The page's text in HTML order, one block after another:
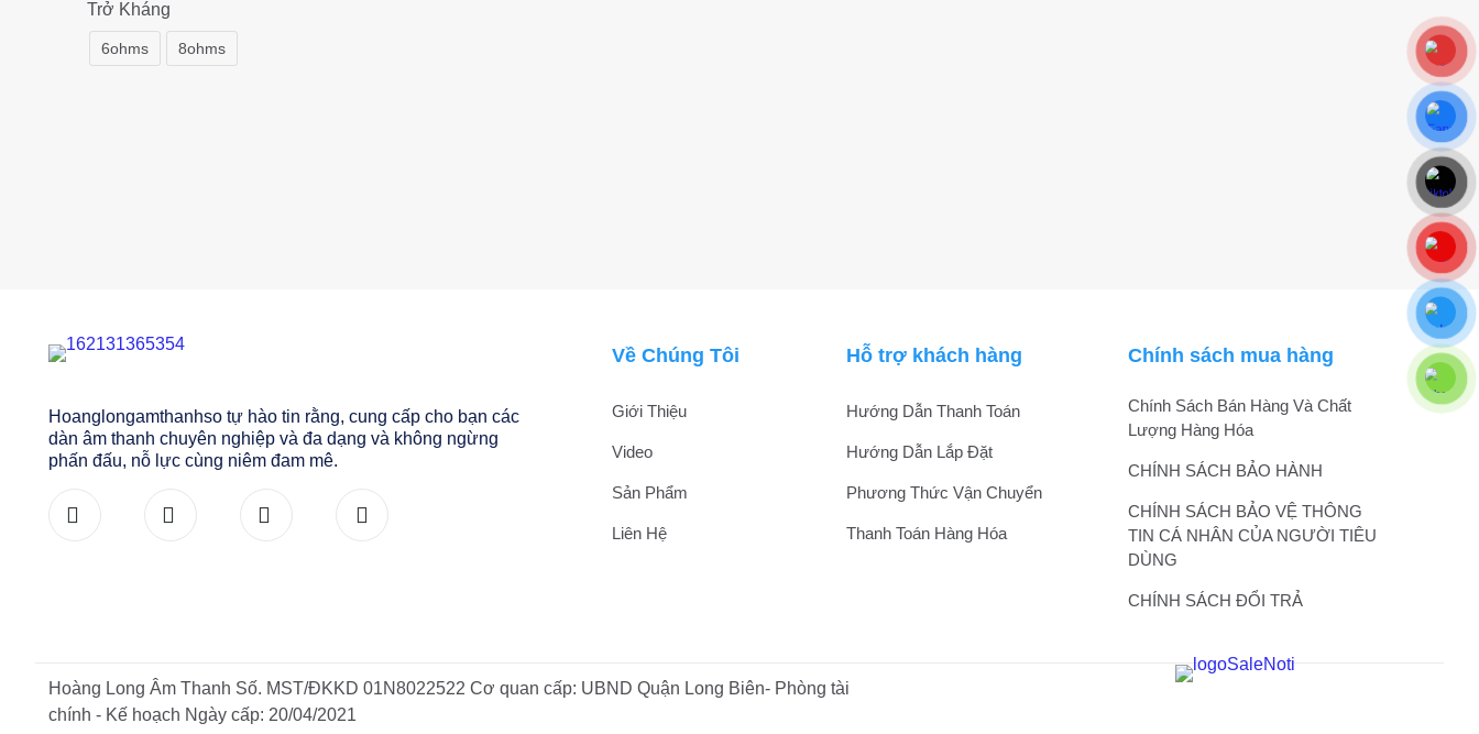
Trở Kháng
6ohms 8ohms
Hoanglongamthanhso tự hào tin rằng, cung cấp cho bạn các
dàn âm thanh chuyên nghiệp và đa dạng và không ngừng
phấn đấu, nỗ lực cùng niêm đam mê.
Về Chúng Tôi
Giới Thiệu
Video
Sản Phẩm
Liên Hệ
Hỗ trợ khách hàng
Hướng Dẫn Thanh Toán
Hướng Dẫn Lắp Đặt
Phương Thức Vận Chuyển
Thanh Toán Hàng Hóa
Chính sách mua hàng
Chính Sách Bán Hàng Và Chất
Lượng Hàng Hóa
CHÍNH SÁCH BẢO HÀNH
CHÍNH SÁCH BẢO VỆ THÔNG
TIN CÁ NHÂN CỦA NGƯỜI TIÊU
DÙNG
CHÍNH SÁCH ĐỔI TRẢ
Hoàng Long Âm Thanh Số. MST/ĐKKD 01N8022522 Cơ quan cấp: UBND Quận Long Biên- Phòng tài
chính - Kế hoạch Ngày cấp: 20/04/2021